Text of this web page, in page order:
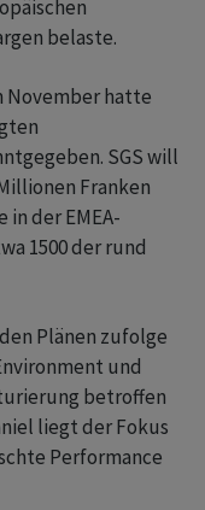
belaste.
November hatte
SGS will
Franken
in der EMEA-
1500 der rund
Plänen zufolge
und
betroffen
liegt der Fokus
Performance